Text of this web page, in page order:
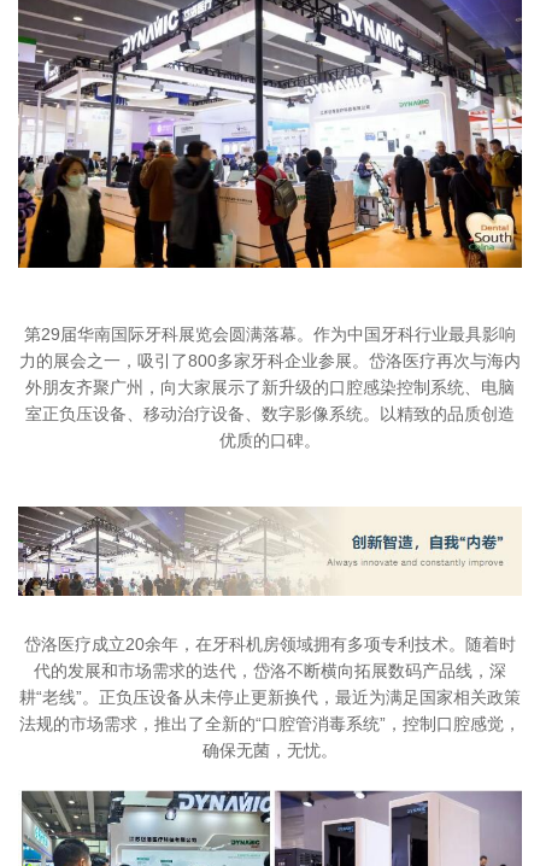
第29届华南国际牙科展览会圆满落幕。作为中国牙科行业最具影响
力的展会之一，吸引了800多家牙科企业参展。岱洛医疗再次与海内
外朋友齐聚广州，向大家展示了新升级的口腔感染控制系统、电脑
室正负压设备、移动治疗设备、数字影像系统。以精致的品质创造
优质的口碑。
岱洛医疗成立20余年，在牙科机房领域拥有多项专利技术。随着时
代的发展和市场需求的迭代，岱洛不断横向拓展数码产品线，深
耕“老线”。正负压设备从未停止更新换代，最近为满足国家相关政策
法规的市场需求，推出了全新的“口腔管消毒系统”，控制口腔感觉，
确保无菌，无忧。